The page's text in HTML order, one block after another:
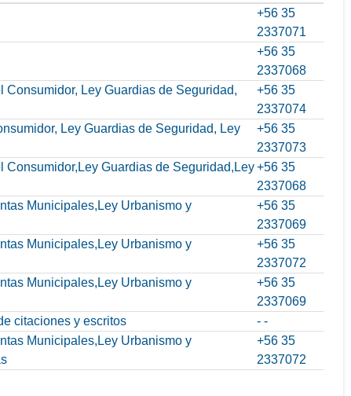
+56 35
2337071
+56 35
2337068
Ley Guardias de Seguridad,
+56 35
2337074
Ley Guardias de Seguridad, Ley
+56 35
2337073
Consumidor,Ley Guardias de Seguridad,Ley+56 35
2337068
Municipales,Ley Urbanismo y
+56 35
2337069
Municipales,Ley Urbanismo y
+56 35
2337072
Municipales,Ley Urbanismo y
+56 35
2337069
citaciones y escritos - -
Municipales,Ley Urbanismo y
+56 35
2337072